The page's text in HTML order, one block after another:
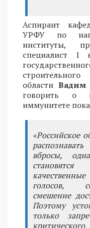
Аспирант
УРФУ по
институты,
специалист 1
области
говорить о
иммунитете
«Российское
вбросы,
становятся
голосов,
смешение
Поэтому
только